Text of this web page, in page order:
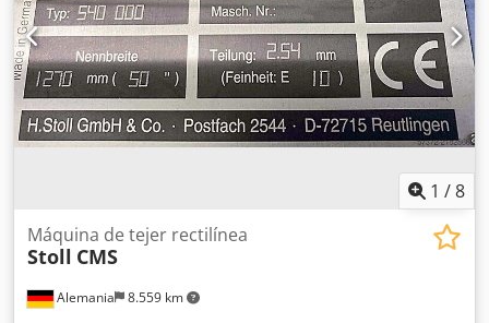
1 /8
Alemania 8.559 km
Máquina de tejer rectilínea
Stoll CMS